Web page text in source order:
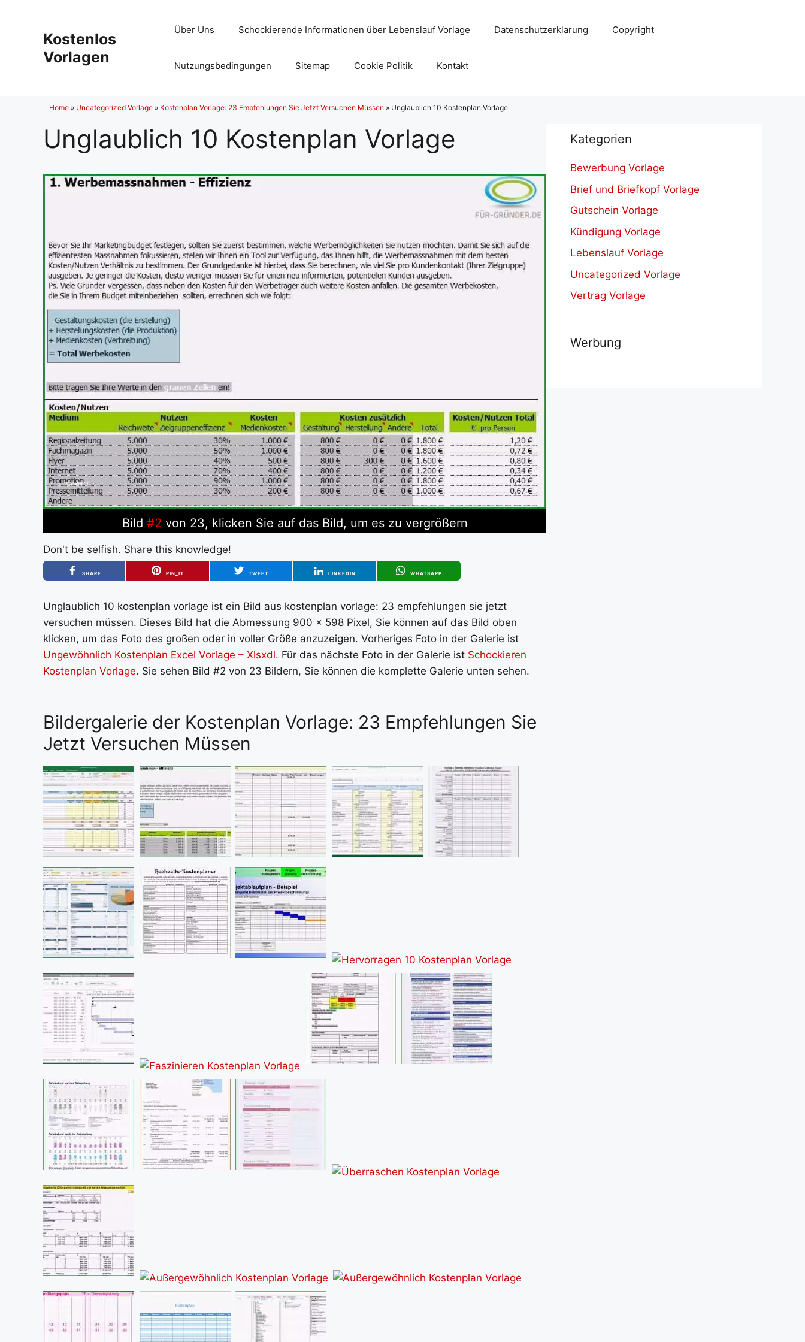
Kostenlos
Vorlagen
Über Uns Schockierende Informationen über Lebenslauf Vorlage Datenschutzerklarung Copyright
Nutzungsbedingungen Sitemap Cookie Politik Kontakt
Home » Uncategorized Vorlage » Kostenplan Vorlage: 23 Empfehlungen Sie Jetzt Versuchen Müssen » Unglaublich 10 Kostenplan Vorlage
Unglaublich 10 Kostenplan Vorlage
Bild #2 von 23, klicken Sie auf das Bild, um es zu vergrößern
Don't be selfish. Share this knowledge!
SHARE PIN_IT TWEET LINKEDIN WHATSAPP
Unglaublich 10 kostenplan vorlage ist ein Bild aus kostenplan vorlage: 23 empfehlungen sie jetzt
versuchen müssen. Dieses Bild hat die Abmessung 900 x 598 Pixel, Sie können auf das Bild oben
klicken, um das Foto des großen oder in voller Größe anzuzeigen. Vorheriges Foto in der Galerie ist
Ungewöhnlich Kostenplan Excel Vorlage – Xlsxdl. Für das nächste Foto in der Galerie ist Schockieren
Kostenplan Vorlage. Sie sehen Bild #2 von 23 Bildern, Sie können die komplette Galerie unten sehen.
Bildergalerie der Kostenplan Vorlage: 23 Empfehlungen Sie
Jetzt Versuchen Müssen
Kategorien
Bewerbung Vorlage
Brief und Briefkopf Vorlage
Gutschein Vorlage
Kündigung Vorlage
Lebenslauf Vorlage
Uncategorized Vorlage
Vertrag Vorlage
Werbung